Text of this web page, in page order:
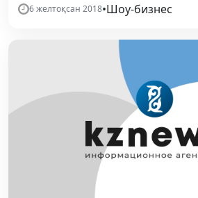
6 желтоқсан 2018•Шоу-бизнес